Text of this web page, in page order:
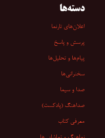
دسته‌ها
اعلان‌های تارنما
پرسش و پاسخ
پیام‌ها و تحلیل‌ها
سخنرانی‏‏‌ها
صدا و سیما
صداهنگ (پادکست)
معرفی کتاب